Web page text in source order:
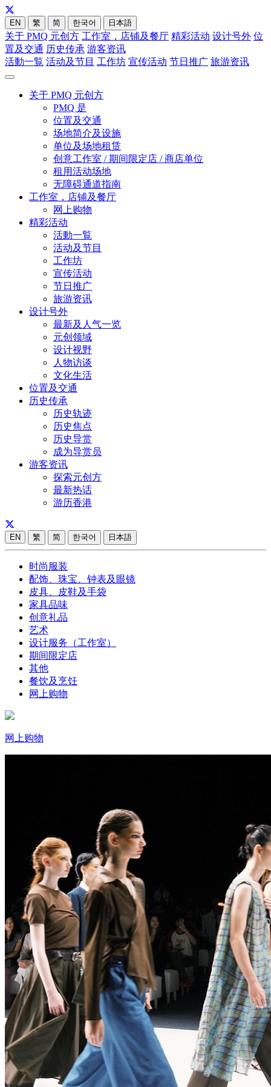
EN 繁 简 한국어 日本語
关于 PMQ 元创方 工作室，店铺及餐厅 精彩活动 设计号外 位
置及交通 历史传承 游客资讯
活動一覧 活动及节目 工作坊 宣传活动 节日推广 旅游资讯
关于 PMQ 元创方
PMQ 是
位置及交通
场地简介及设施
单位及场地租赁
创意工作室 / 期间限定店 / 商店单位
租用活动场地
无障碍通道指南
工作室，店铺及餐厅
网上购物
精彩活动
活動一覧
活动及节目
工作坊
宣传活动
节日推广
旅游资讯
设计号外
最新及人气一览
元创领域
设计视野
人物访谈
文化生活
位置及交通
历史传承
历史轨迹
历史焦点
历史导赏
成为导赏员
游客资讯
探索元创方
最新热话
游历香港
EN 繁 简 한국어 日本語
时尚服装
配饰、珠宝、钟表及眼镜
皮具、皮鞋及手袋
家具品味
创意礼品
艺术
设计服务（工作室）
期间限定店
其他
餐饮及烹饪
网上购物
网上购物